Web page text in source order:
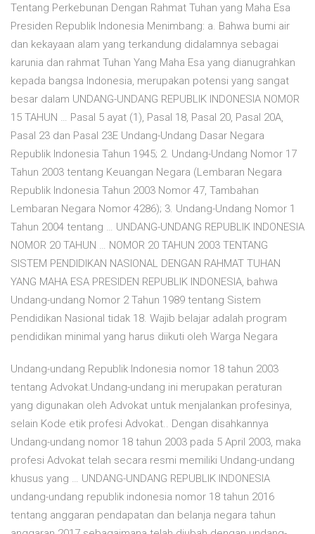
Tentang Perkebunan Dengan Rahmat Tuhan yang Maha Esa
Presiden Republik Indonesia Menimbang: a. Bahwa bumi air
dan kekayaan alam yang terkandung didalamnya sebagai
karunia dan rahmat Tuhan Yang Maha Esa yang dianugrahkan
kepada bangsa Indonesia, merupakan potensi yang sangat
besar dalam UNDANG-UNDANG REPUBLIK INDONESIA NOMOR
15 TAHUN … Pasal 5 ayat (1), Pasal 18, Pasal 20, Pasal 20A,
Pasal 23 dan Pasal 23E Undang-Undang Dasar Negara
Republik Indonesia Tahun 1945; 2. Undang-Undang Nomor 17
Tahun 2003 tentang Keuangan Negara (Lembaran Negara
Republik Indonesia Tahun 2003 Nomor 47, Tambahan
Lembaran Negara Nomor 4286); 3. Undang-Undang Nomor 1
Tahun 2004 tentang … UNDANG-UNDANG REPUBLIK INDONESIA
NOMOR 20 TAHUN … NOMOR 20 TAHUN 2003 TENTANG
SISTEM PENDIDIKAN NASIONAL DENGAN RAHMAT TUHAN
YANG MAHA ESA PRESIDEN REPUBLIK INDONESIA, bahwa
Undang-undang Nomor 2 Tahun 1989 tentang Sistem
Pendidikan Nasional tidak 18. Wajib belajar adalah program
pendidikan minimal yang harus diikuti oleh Warga Negara
Undang-undang Republik Indonesia nomor 18 tahun 2003
tentang Advokat.Undang-undang ini merupakan peraturan
yang digunakan oleh Advokat untuk menjalankan profesinya,
selain Kode etik profesi Advokat.. Dengan disahkannya
Undang-undang nomor 18 tahun 2003 pada 5 April 2003, maka
profesi Advokat telah secara resmi memiliki Undang-undang
khusus yang … UNDANG-UNDANG REPUBLIK INDONESIA
undang-undang republik indonesia nomor 18 tahun 2016
tentang anggaran pendapatan dan belanja negara tahun